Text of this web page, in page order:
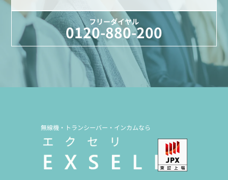
フリーダイヤル
0120-880-200
無線機・トランシーバー・インカムなら